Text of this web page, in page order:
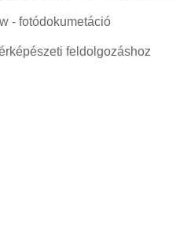
- fotódokumetáció
feldolgozáshoz